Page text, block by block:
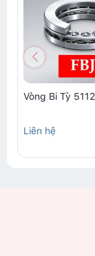
Vòng Bi Tỳ
Liên hệ